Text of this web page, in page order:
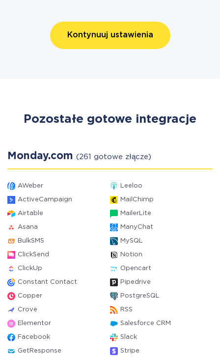
Kontynuuj ustawienia
Pozostałe gotowe integracje
Monday.com (261 gotowe złącze)
AWeber Leeloo
ActiveCampaign MailChimp
Airtable MailerLite
Asana ManyChat
BulkSMS MySQL
ClickSend Notion
ClickUp Opencart
Constant Contact Pipedrive
Copper PostgreSQL
Crove RSS
Elementor Salesforce CRM
Facebook Slack
GetResponse Stripe